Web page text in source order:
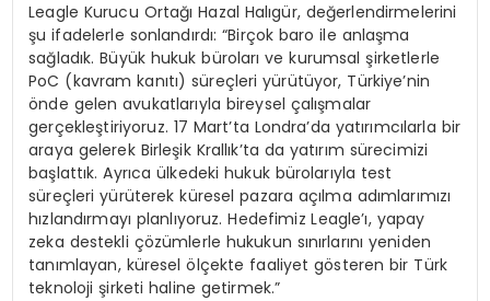
Leagle Kurucu Ortağı Hazal Halıgür, değerlendirmelerini
şu ifadelerle sonlandırdı: “Birçok baro ile anlaşma
sağladık. Büyük hukuk büroları ve kurumsal şirketlerle
PoC (kavram kanıtı) süreçleri yürütüyor, Türkiye’nin
önde gelen avukatlarıyla bireysel çalışmalar
gerçekleştiriyoruz. 17 Mart’ta Londra’da yatırımcılarla bir
araya gelerek Birleşik Krallık’ta da yatırım sürecimizi
başlattık. Ayrıca ülkedeki hukuk bürolarıyla test
süreçleri yürüterek küresel pazara açılma adımlarımızı
hızlandırmayı planlıyoruz. Hedefimiz Leagle’ı, yapay
zeka destekli çözümlerle hukukun sınırlarını yeniden
tanımlayan, küresel ölçekte faaliyet gösteren bir Türk
teknoloji şirketi haline getirmek.”